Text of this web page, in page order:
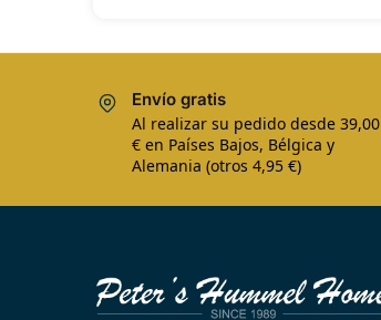
Envío gratis
Al realizar su pedido desde 39,00
€ en Países Bajos, Bélgica y
Alemania (otros 4,95 €)